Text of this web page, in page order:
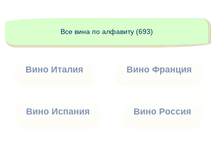
Все вина по алфавиту (693)
Вино Италия Вино Франция
Вино Испания Вино Россия